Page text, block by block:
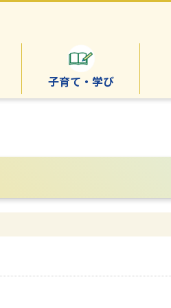
子育て・学び